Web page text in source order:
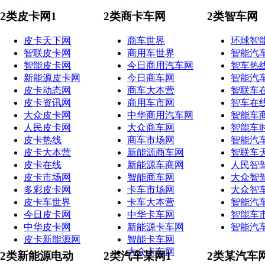
2类皮卡网1
皮卡天下网
智联皮卡网
智能皮卡网
新能源皮卡网
皮卡动态网
皮卡资讯网
大众皮卡网
人民皮卡网
皮卡热线
皮卡大本营
皮卡在线
皮卡市场网
多彩皮卡网
皮卡车世界
今日皮卡网
中华皮卡网
皮卡新能源网
2类商卡车网
商车世界
商用车世界
今日商用汽车网
今日商车网
商车大本营
商用车市网
中华商用汽车网
大众商车网
商车市场网
新能源商车网
新能源车商网
智能商车网
卡车市场网
卡车大本营
中华卡车网
新能源卡车网
智能卡车网
大众卡车网
2类智车网
环球智
智能汽
智车热
智能汽
智联车
智车在
智能车
智能车
智能汽
智联车
人民智
大众智
大众智
智能汽
智能车
智能汽
2类新能源电动 2类汽车某网1 2类某汽车